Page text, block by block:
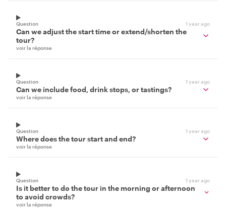
Question 1 year ago
Can we adjust the start time or extend/shorten the
tour?
voir la réponse
Question 1 year ago
Can we include food, drink stops, or tastings?
voir la réponse
Question 1 year ago
Where does the tour start and end?
voir la réponse
Question 1 year ago
Is it better to do the tour in the morning or afternoon
to avoid crowds?
voir la réponse